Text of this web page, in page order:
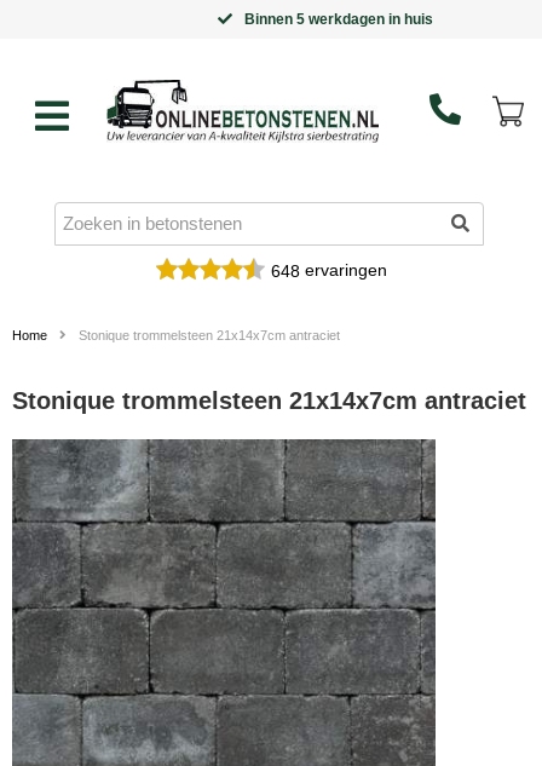
Binnen 5 werkdagen in huis
648ervaringen
Home Stonique trommelsteen 21x14x7cm antraciet
Stonique trommelsteen 21x14x7cm antraciet